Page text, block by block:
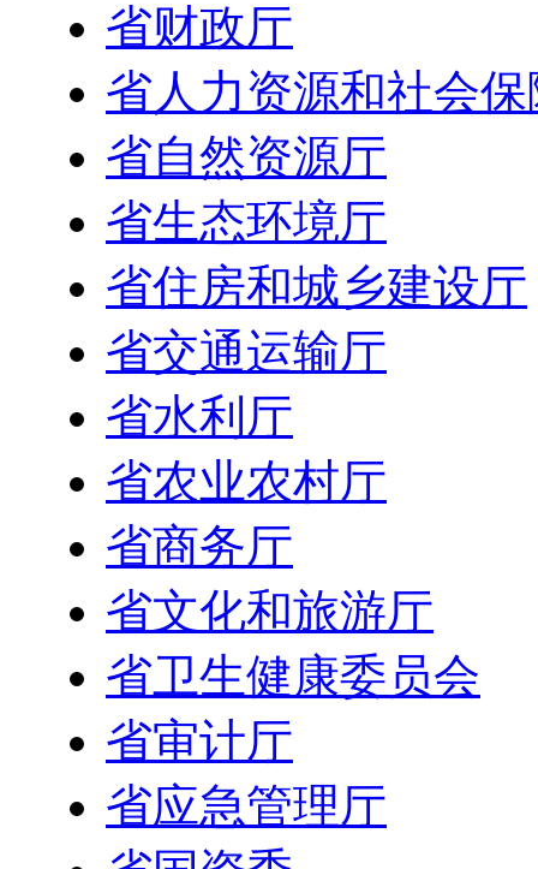
省财政厅
省人力资源和社会
省自然资源厅
省生态环境厅
省住房和城乡建设厅
省交通运输厅
省水利厅
省农业农村厅
省商务厅
省文化和旅游厅
省卫生健康委员会
省审计厅
省应急管理厅